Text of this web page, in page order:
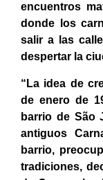
encuentros
donde los
salir a las
despertar la
“La idea de
de enero de
barrio de São
antiguos
barrio,
tradiciones,